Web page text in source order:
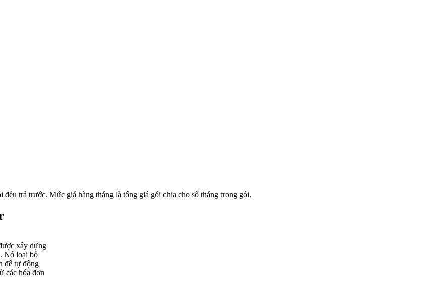
đều trả trước. Mức giá hàng tháng là tổng giá gói chia cho số tháng trong gói.
xây dựng
Nó loại bỏ
để tự động
các hóa đơn